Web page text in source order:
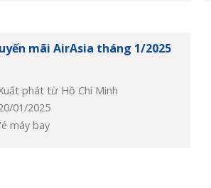
mãi AirAsia tháng 1/2025
phát từ Hồ Chí Minh
01/2025
máy bay